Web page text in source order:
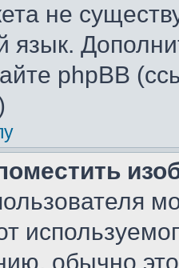
не
язык.
phpBB
обычно это